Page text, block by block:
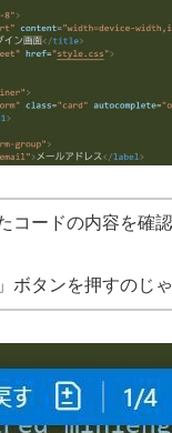
コードの内容を確
ボタンを押すのじゃ